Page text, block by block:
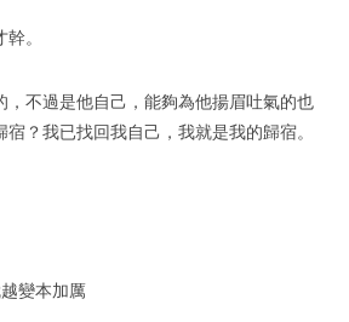
。
，不過是他自己，能夠為他揚眉吐氣的也
？我已找回我自己，我就是我的歸宿。
變本加厲